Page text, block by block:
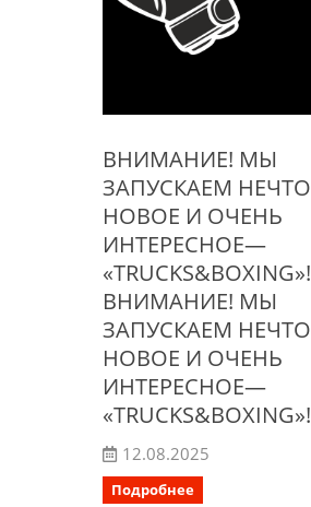
ВНИМАНИЕ! МЫ
ЗАПУСКАЕМ НЕЧТО
НОВОЕ И ОЧЕНЬ
ИНТЕРЕСНОЕ—
«TRUCKS&BOXING»!
ВНИМАНИЕ! МЫ
ЗАПУСКАЕМ НЕЧТО
НОВОЕ И ОЧЕНЬ
ИНТЕРЕСНОЕ—
«TRUCKS&BOXING»!
12.08.2025
Подробнее